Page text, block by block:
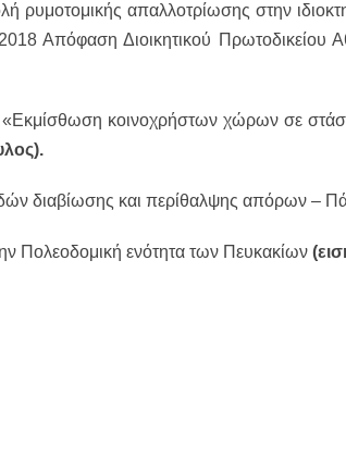
ρυμοτομικής απαλλοτρίωσης στην
Απόφαση Διοικητικού Πρωτοδικείου
κοινοχρήστων χώρων σε
διαβίωσης και περίθαλψης απόρων –
Πολεοδομική ενότητα των Πευκακίων